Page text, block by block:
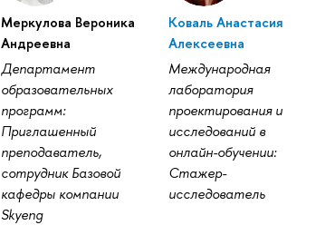
Меркулова Вероника
Андреевна
Департамент
образовательных
программ:
Приглашенный
преподаватель,
сотрудник Базовой
кафедры компании
Skyeng
Коваль Анастасия
Алексеевна
Международная
лаборатория
проектирования и
исследований в
онлайн-обучении:
Стажер-
исследователь